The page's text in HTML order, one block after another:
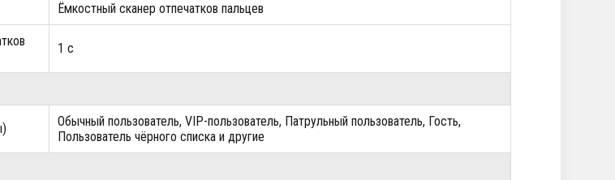
Ёмкостный сканер отпечатков пальцев
1 с
Обычный пользователь, VIP-пользователь, Патрульный пользователь, Гость,
Пользователь чёрного списка и другие